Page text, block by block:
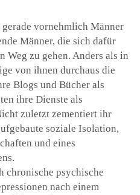
vornehmlich Männer
Männer, die sich dafür
Weg zu gehen. Anders als in
von ihnen durchaus die
Blogs und Bücher als
ihre Dienste als
zuletzt zementiert ihr
soziale Isolation,
und eines
chronische psychische
nach einem